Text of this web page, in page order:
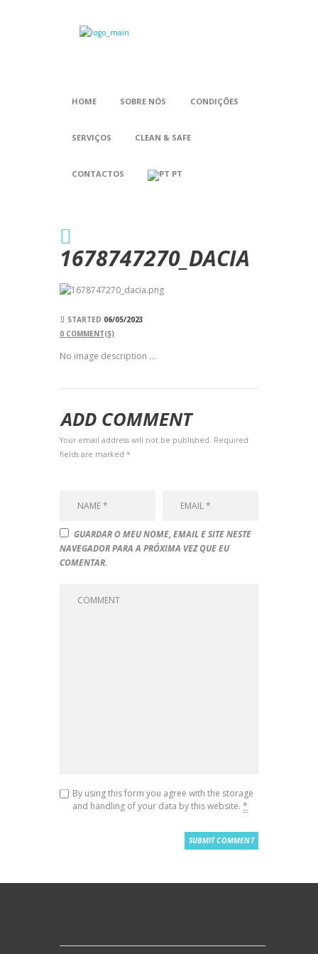
HOME SOBRE NÓS CONDIÇÕES
SERVIÇOS CLEAN & SAFE
CONTACTOS PT
1678747270_DACIA
STARTED 06/05/2023
0 COMMENT(S)
No image description ...
ADD COMMENT
Your email address will not be published. Required
fields are marked *
GUARDAR O MEU NOME, EMAIL E SITE NESTE
NAVEGADOR PARA A PRÓXIMA VEZ QUE EU
COMENTAR.
By using this form you agree with the storage
and handling of your data by this website. *